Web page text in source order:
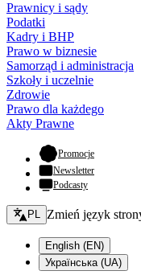
Prawnicy i sądy
Podatki
Kadry i BHP
Prawo w biznesie
Samorząd i administracja
Szkoły i uczelnie
Zdrowie
Prawo dla każdego
Akty Prawne
Promocje- otwiera się
Newsletter
Podcasty
Zmień język - bieżący:
PL Zmień język
English (EN)
Українська (UA)